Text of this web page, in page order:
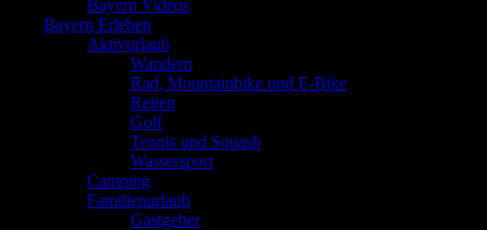
Bayern Videos
Bayern Erleben
Aktivurlaub
Wandern
Rad, Mountainbike und E-Bike
Reiten
Golf
Tennis und Squash
Wassersport
Camping
Familienurlaub
Gastgeber